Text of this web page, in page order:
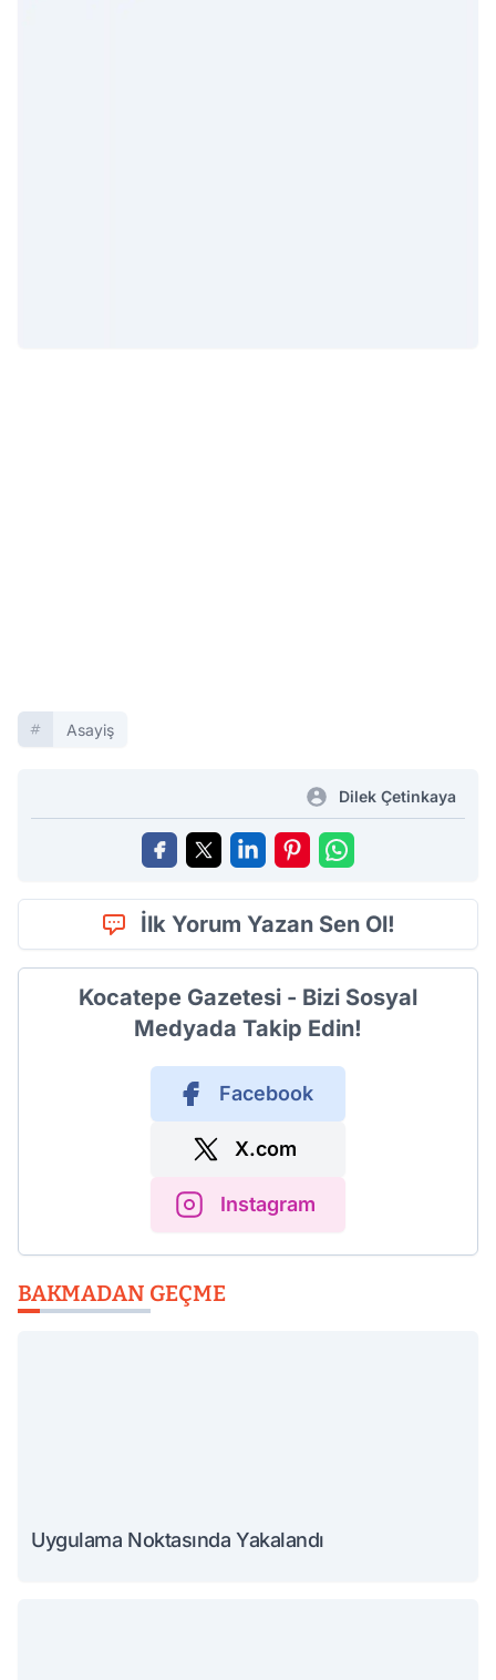
Asayiş
Dilek Çetinkaya
İlk Yorum Yazan Sen Ol!
Kocatepe Gazetesi - Bizi Sosyal
Medyada Takip Edin!
Facebook
X.com
Instagram
BAKMADAN GEÇME
Uygulama Noktasında Yakalandı